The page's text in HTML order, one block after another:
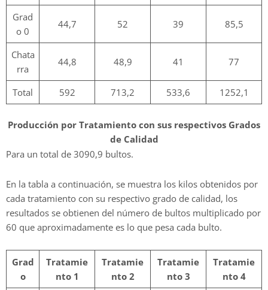
Grad
o 0
44,7 52 39 85,5
Chata
rra
44,8 48,9 41 77
Total 592 713,2 533,6 1252,1
Producción por Tratamiento con sus respectivos Grados
de Calidad
Para un total de 3090,9 bultos.
En la tabla a continuación, se muestra los kilos obtenidos por
cada tratamiento con su respectivo grado de calidad, los
resultados se obtienen del número de bultos multiplicado por
60 que aproximadamente es lo que pesa cada bulto.
Grad
o
Tratamie
nto 1
Tratamie
nto 2
Tratamie
nto 3
Tratamie
nto 4